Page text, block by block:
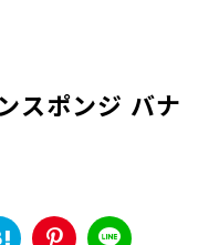
スポンジ バナ